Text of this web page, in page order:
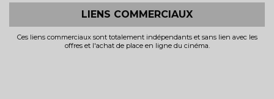
LIENS COMMERCIAUX
Ces liens commerciaux sont totalement indépendants et sans lien avec les
offres et l'achat de place en ligne du cinéma.